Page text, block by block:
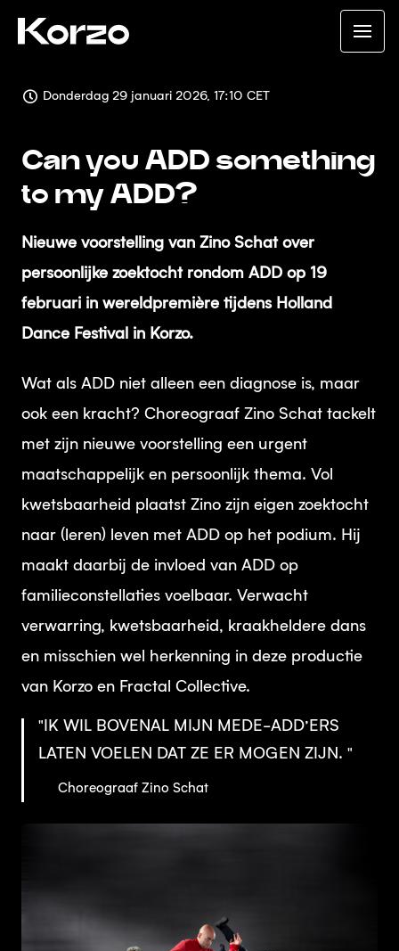
Donderdag 29 januari 2026, 17:10 CET
Can you ADD something
to my ADD?
Nieuwe voorstelling van Zino Schat over
persoonlijke zoektocht rondom ADD op 19
februari in wereldpremière tijdens Holland
Dance Festival in Korzo.
Wat als ADD niet alleen een diagnose is, maar
ook een kracht? Choreograaf Zino Schat tackelt
met zijn nieuwe voorstelling een urgent
maatschappelijk en persoonlijk thema. Vol
kwetsbaarheid plaatst Zino zijn eigen zoektocht
naar (leren) leven met ADD op het podium. Hij
maakt daarbij de invloed van ADD op
familieconstellaties voelbaar. Verwacht
verwarring, kwetsbaarheid, kraakheldere dans
en misschien wel herkenning in deze productie
van Korzo en Fractal Collective.
IK WIL BOVENAL MIJN MEDE-ADD’ERS
LATEN VOELEN DAT ZE ER MOGEN ZIJN.
Choreograaf Zino Schat